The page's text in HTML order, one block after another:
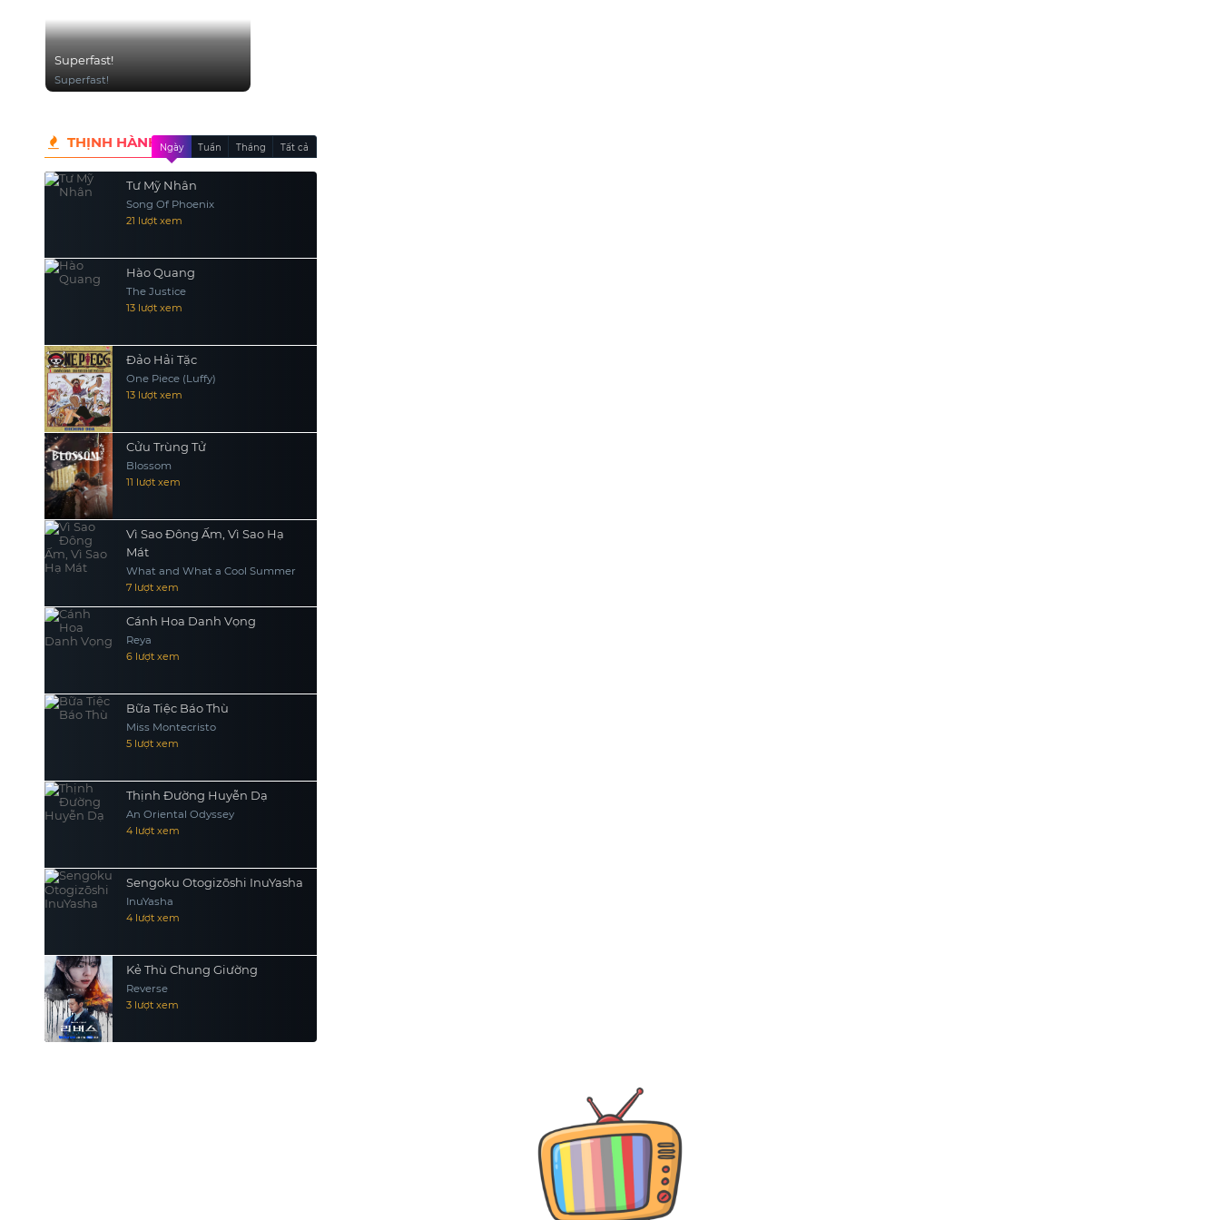
Superfast!
Superfast!
THỊNH HÀNH Ngày Tuần Tháng Tất cả
Tư Mỹ Nhân
Song Of Phoenix
21 lượt xem
Hào Quang
The Justice
13 lượt xem
Đảo Hải Tặc
One Piece (Luffy)
13 lượt xem
Cửu Trùng Tử
Blossom
11 lượt xem
Vì Sao Đông Ấm, Vì Sao Hạ
Mát
What and What a Cool Summer
7 lượt xem
Cánh Hoa Danh Vọng
Reya
6 lượt xem
Bữa Tiệc Báo Thù
Miss Montecristo
5 lượt xem
Thịnh Đường Huyễn Dạ
An Oriental Odyssey
4 lượt xem
Sengoku Otogizōshi InuYasha
InuYasha
4 lượt xem
Kẻ Thù Chung Giường
Reverse
3 lượt xem